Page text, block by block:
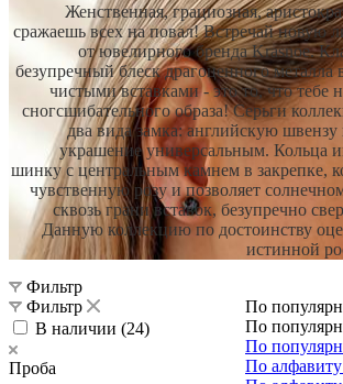
Женственная, грациозная,
сражаешь всех на повал! Встречай новую
от ювелирного бренда Krasnoe.
безупречный блеск драгоценного металла
чистыми вставками - это то, что тебе
сногсшибательного образа! Серьги
два вида замка: английскую швензу
украшение универсальным. Кольца
шинку с центральным камнем в закрепке,
чувственную розу и позволяет
сквозь грани вставок, безупречно
Данную коллекцию по достоинству
истинной
Фильтр
По
По
По
По
Фильтр
В наличии (24)
Проба